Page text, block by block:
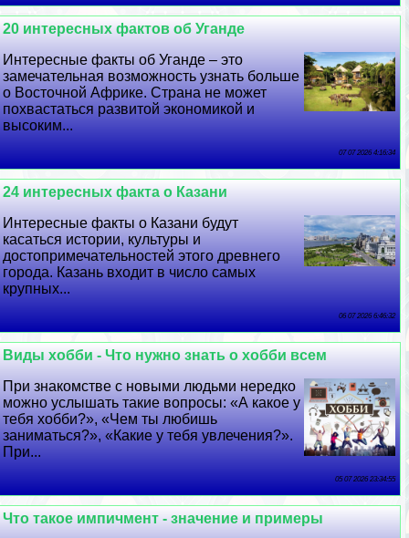
20 интересных фактов об Уганде
Интересные факты об Уганде – это
замечательная возможность узнать больше
о Восточной Африке. Страна не может
похвастаться развитой экономикой и
высоким...
07 07 2026 4:16:34
24 интересных факта о Казани
Интересные факты о Казани будут
касаться истории, культуры и
достопримечательностей этого древнего
города. Казань входит в число самых
крупных...
06 07 2026 6:46:32
Виды хобби - Что нужно знать о хобби всем
При знакомстве с новыми людьми нередко
можно услышать такие вопросы: «А какое у
тебя хобби?», «Чем ты любишь
заниматься?», «Какие у тебя увлечения?».
При...
05 07 2026 23:34:55
Что такое импичмент - значение и примеры